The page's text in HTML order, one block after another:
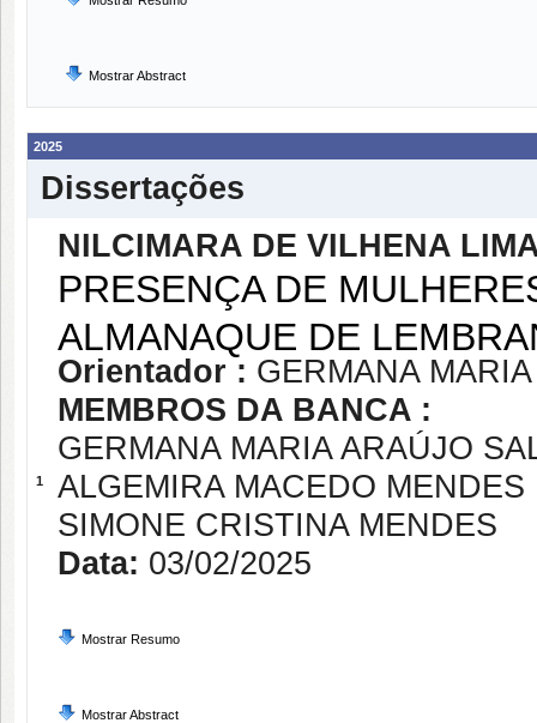
Mostrar Abstract
2025
Dissertações
1
NILCIMARA DE VILHENA
PRESENÇA DE
ALMANAQUE DE
Orientador : GERMANA
MEMBROS DA BANCA :
GERMANA MARIA ARAÚJO
ALGEMIRA MACEDO MENDES
SIMONE CRISTINA MENDES
Data: 03/02/2025
Mostrar Resumo
Mostrar Abstract